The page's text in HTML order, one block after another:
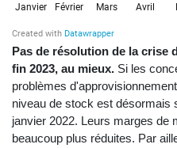
Pas de résolution de la crise
fin 2023, au mieux. Si les
problèmes
niveau de stock est désormais
janvier 2022. Leurs marges de
beaucoup plus réduites. Par